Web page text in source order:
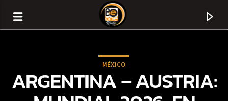
MÉXICO
ARGENTINA – AUSTRIA: